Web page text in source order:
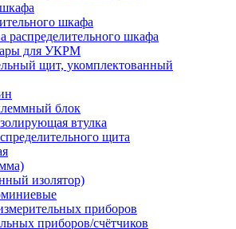
шкафа
распределительного шкафа
для УКРМ
щит, укомплектованный
блок
втулка
щита
изолятор)
приборов
приборов/счётчиков